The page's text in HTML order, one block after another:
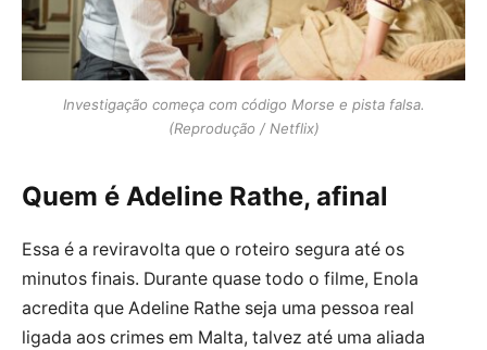
Investigação começa com código Morse e pista falsa.
(Reprodução / Netflix)
Quem é Adeline Rathe, afinal
Essa é a reviravolta que o roteiro segura até os
minutos finais. Durante quase todo o filme, Enola
acredita que Adeline Rathe seja uma pessoa real
ligada aos crimes em Malta, talvez até uma aliada